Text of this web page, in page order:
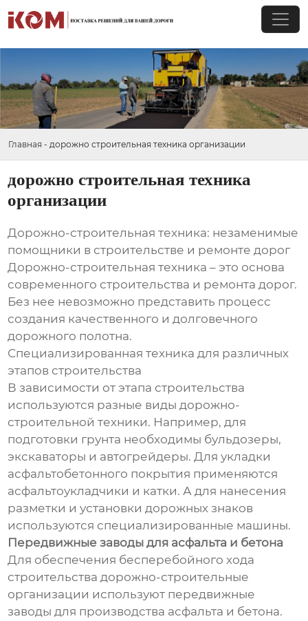
Главная - дорожно строительная техника организации
дорожно строительная техника
организации
Дорожно-строительная техника: незаменимые
помощники в строительстве и ремонте дорог
Дорожно-строительная техника – это основа
современного строительства и ремонта дорог.
Без нее невозможно представить процесс
создания качественного и долговечного
дорожного полотна.
Специализированная техника для различных
этапов строительства
В зависимости от этапа строительства
используются разные виды дорожно-
строительной техники. Например, для
подготовки грунта необходимы бульдозеры,
экскаваторы и автогрейдеры. Для укладки
асфальтобетонного покрытия применяются
асфальтоукладчики и катки. А для нанесения
разметки и установки дорожных знаков
используются специализированные машины.
Передвижные заводы для асфальта и бетона
Для обеспечения бесперебойного хода
строительства дорожно-строительные
организации используют передвижные
заводы для производства асфальта и бетона.